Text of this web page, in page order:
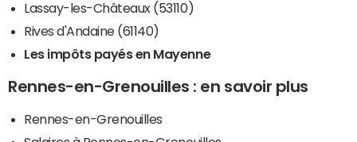
Lassay-les-Châteaux (53110)
Rives d'Andaine (61140)
Les impôts payés en Mayenne
Rennes-en-Grenouilles : en savoir plus
Rennes-en-Grenouilles